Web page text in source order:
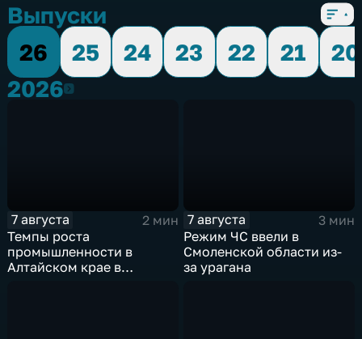
Выпуски
26
25 24 23 22 21
20
20262026
7 августа
2 мин
Темпы роста
промышленности в
Алтайском крае в
7 августа
3 мин
Режим ЧС ввели в
Смоленской области из-
за урагана